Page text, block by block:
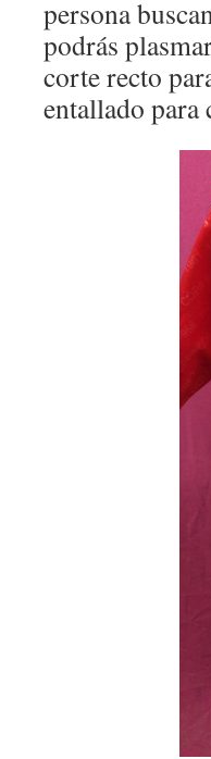
persona
podrás
corte recto
entallado para